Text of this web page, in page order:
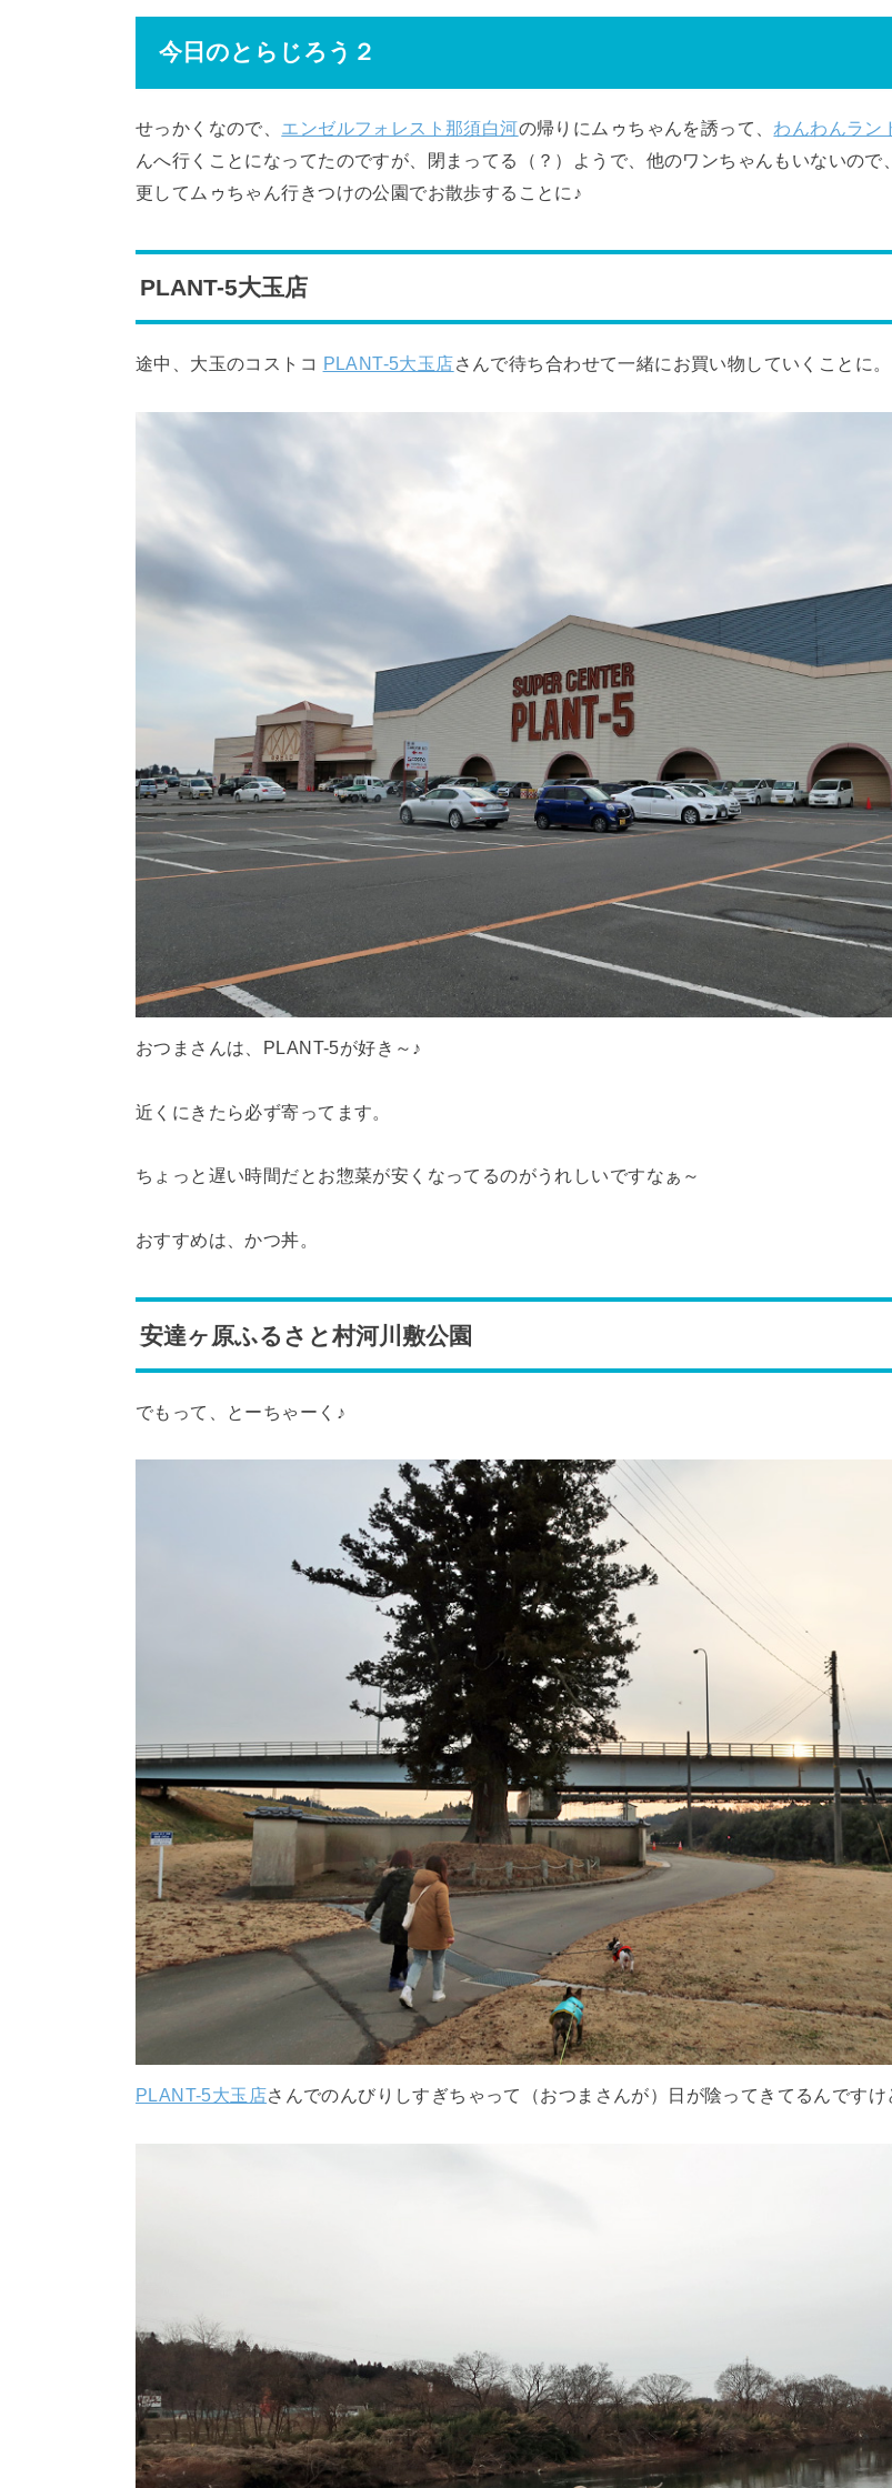
今日のとらじろう２
せっかくなので、 エンゼルフォレスト那須白河の帰りにムゥちゃんを誘って、 わんわんラン
んへ行くことになってたのですが、閉まってる（？）ようで、他のワンちゃんもいないので
更してムゥちゃん行きつけの公園でお散歩することに♪
PLANT-5大玉店
途中、大玉のコストコ PLANT-5大玉店さんで待ち合わせて一緒にお買い物していくことに。
おつまさんは、PLANT-5が好き～♪
近くにきたら必ず寄ってます。
ちょっと遅い時間だとお惣菜が安くなってるのがうれしいですなぁ～
おすすめは、かつ丼。
安達ヶ原ふるさと村河川敷公園
でもって、とーちゃーく♪
PLANT-5大玉店さんでのんびりしすぎちゃって（おつまさんが）日が陰ってきてるんですけ